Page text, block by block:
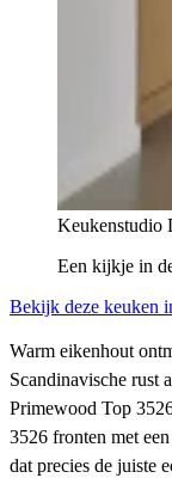
Keukenstudio
Een kijkje in
Bekijk deze keuken
Warm eikenhout
Scandinavische rust
Primewood Top
3526 fronten met
dat precies de juiste